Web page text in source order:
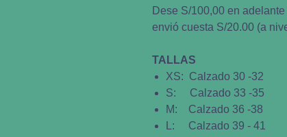
Dese S/100,00 en
envió cuesta S/20.00 (a
TALLAS
XS: Calzado 30 -32
S: Calzado 33 -35
M: Calzado 36 -38
L: Calzado 39 - 41